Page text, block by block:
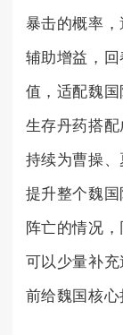
暴击的概率
辅助增益，
值，适配魏
生存丹药搭配
持续为曹操、
提升整个魏
阵亡的情况
可以少量补
前给魏国核